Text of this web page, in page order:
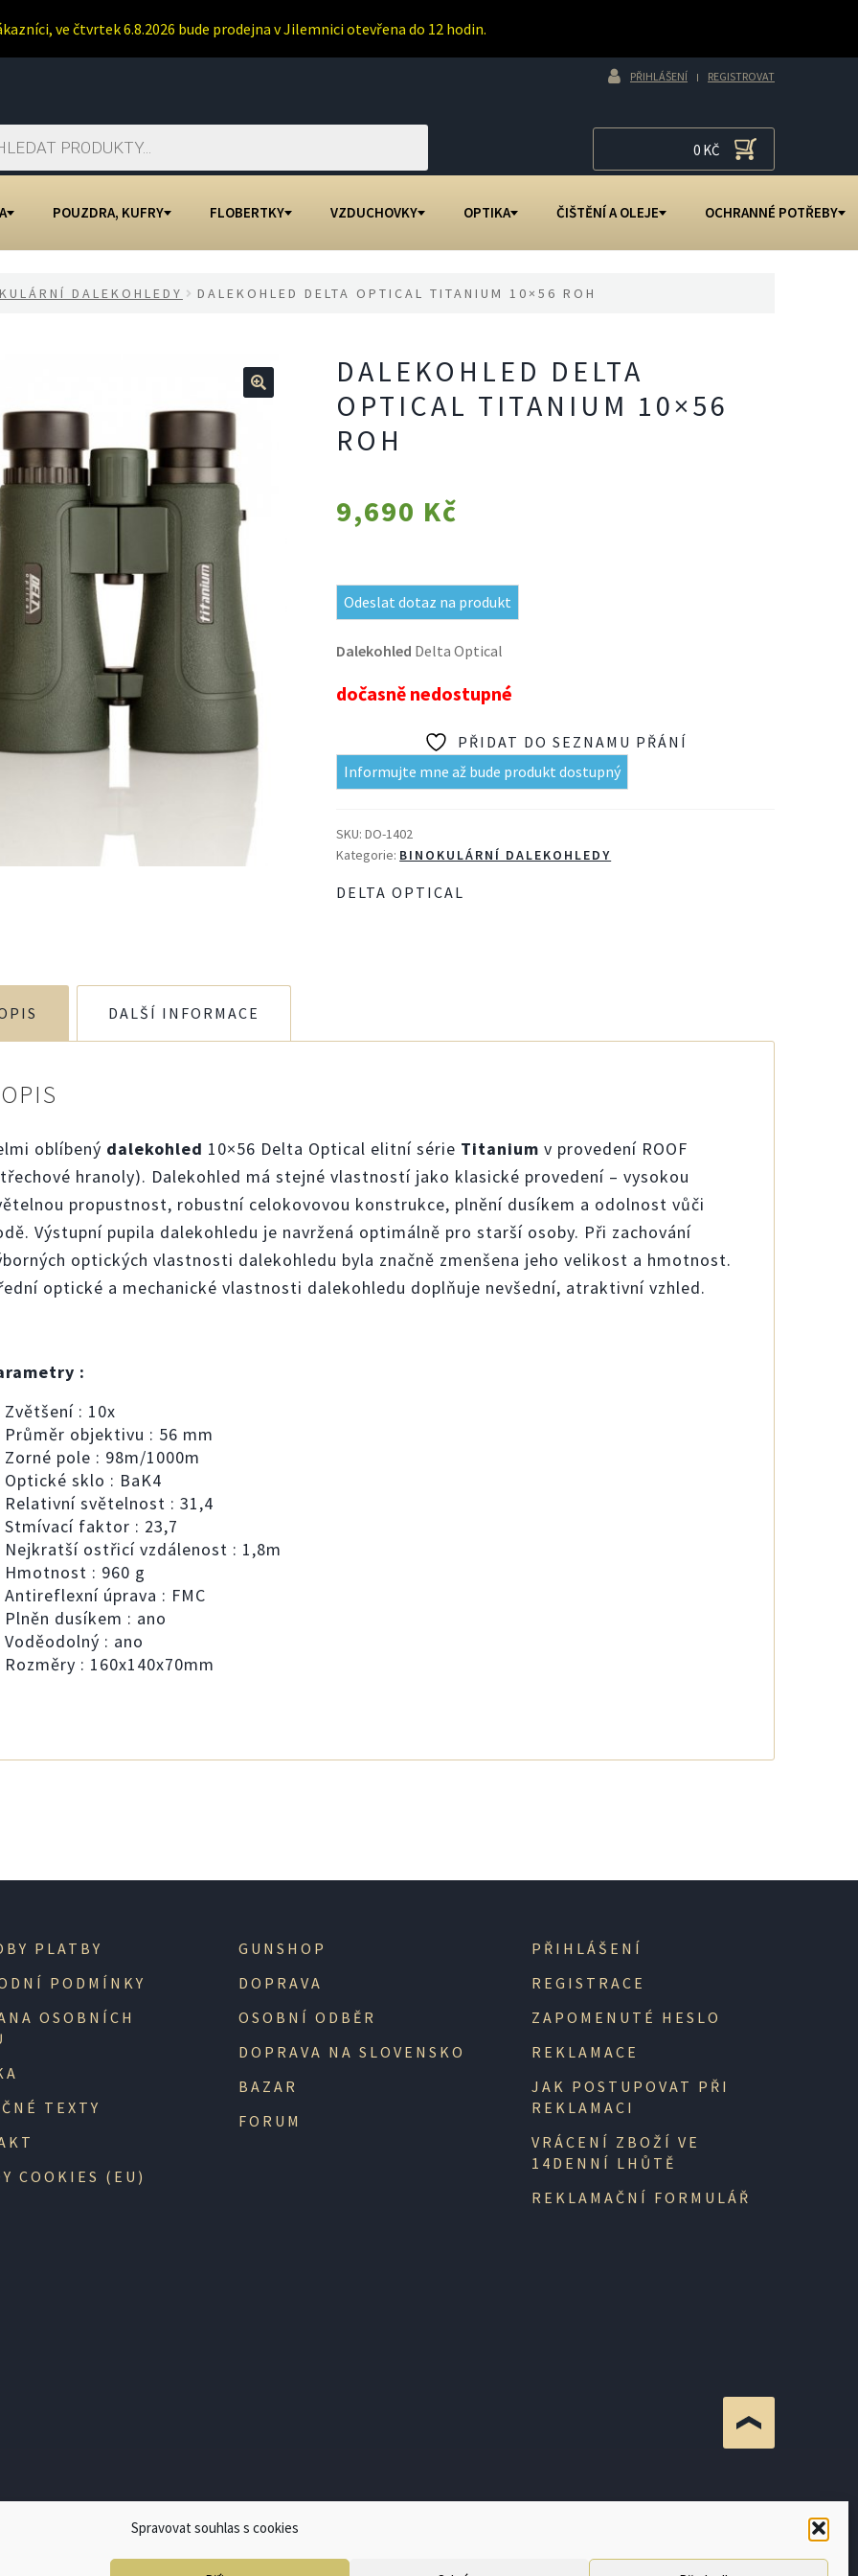
Spravovat souhlas s cookies
ve čtvrtek 6.8.2026 bude prodejna v Jilemnici otevřena do 12 hodin.
PŘIHLÁŠENÍ REGISTROVAT
0 KČ
POUZDRA, KUFRY FLOBERTKY VZDUCHOVKY OPTIKA ČIŠTĚNÍ A OLEJE OCHRANNÉ POTŘEBY
DALEKOHLEDY DALEKOHLED DELTA OPTICAL TITANIUM 10×56 ROH
DALEKOHLED DELTA
OPTICAL TITANIUM 10×56
ROH
9,690 Kč
Odeslat dotaz na produkt
Dalekohled Delta Optical
dočasně nedostupné
PŘIDAT DO SEZNAMU PŘÁNÍ
Informujte mne až bude produkt dostupný
SKU:DO-1402
Kategorie: BINOKULÁRNÍ DALEKOHLEDY
DELTA OPTICAL
DALŠÍ INFORMACE
oblíbený dalekohled 10×56 Delta Optical elitní série Titaniumv provedení ROOF
hranoly). Dalekohled má stejné vlastností jako klasické provedení – vysokou
propustnost, robustní celokovovou konstrukce, plnění dusíkem a odolnost vůči
Výstupní pupila dalekohledu je navržená optimálně pro starší osoby. Při zachování
optických vlastnosti dalekohledu byla značně zmenšena jeho velikost a hmotnost.
optické a mechanické vlastnosti dalekohledu doplňuje nevšední, atraktivní vzhled.
:
Zvětšení : 10x
Průměr objektivu : 56 mm
Zorné pole : 98m/1000m
Optické sklo : BaK4
Relativní světelnost : 31,4
Stmívací faktor : 23,7
Nejkratší ostřicí vzdálenost : 1,8m
Hmotnost : 960 g
Antireflexní úprava : FMC
Plněn dusíkem : ano
Voděodolný : ano
Rozměry : 160x140x70mm
PLATBY
PODMÍNKY
OSOBNÍCH
TEXTY
COOKIES (EU)
GUNSHOP
DOPRAVA
OSOBNÍ ODBĚR
DOPRAVA NA SLOVENSKO
BAZAR
FORUM
PŘIHLÁŠENÍ
REGISTRACE
ZAPOMENUTÉ HESLO
REKLAMACE
JAK POSTUPOVAT PŘI
REKLAMACI
VRÁCENÍ ZBOŽÍ VE
14DENNÍ LHŮTĚ
REKLAMAČNÍ FORMULÁŘ
V PŘÍPADĚ TECHNICKÉHO VÝPADKU PAK NEJPOZDĚJI DO 48 HODIN.